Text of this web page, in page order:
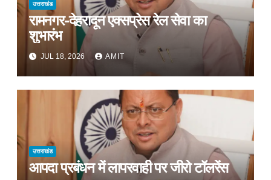
उत्तराखंड
रामनगर-देहरादून एक्सप्रेस रेल सेवा का
शुभारंभ
JUL 18, 2026 AMIT
उत्तराखंड
आपदा प्रबंधन में लापरवाही पर जीरो टॉलरेंस